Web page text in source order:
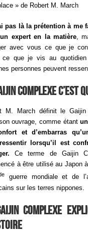
» de Robert M. March
pas là la prétention à me
expert en la matière,
avec vous ce que je
ce que je vis au
personnes peuvent
Complexe c’est
M. March définit le Gaijin
ouvrage, comme étant
et d’embarras
lorsqu’il est
Ce terme de Gaijin
à être utilisé au Japon
guerre mondiale et de
sur les terres nippones.
Complexe